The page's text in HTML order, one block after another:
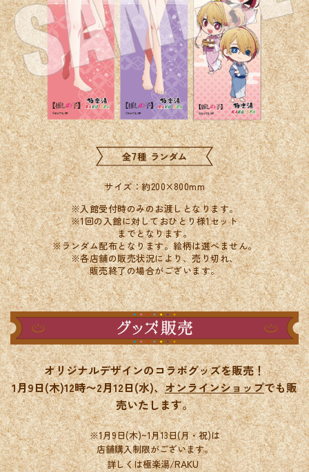
サイズ：約200×800mm
※入館受付時のみのお渡しとなります。
※1回の入館に対しておひとり様1セット
までとなります。
※ランダム配布となります。絵柄は選べません。
※各店舗の販売状況により、売り切れ、
販売終了の場合がございます。
オリジナルデザインのコラボグッズを販売！
1月9日(木)12時〜2月12日(水)、オンラインショップでも販
売いたします。
※1月9日(木)~1月13日(月・祝)は
店舗購入制限がございます。
詳しくは極楽湯/RAKU